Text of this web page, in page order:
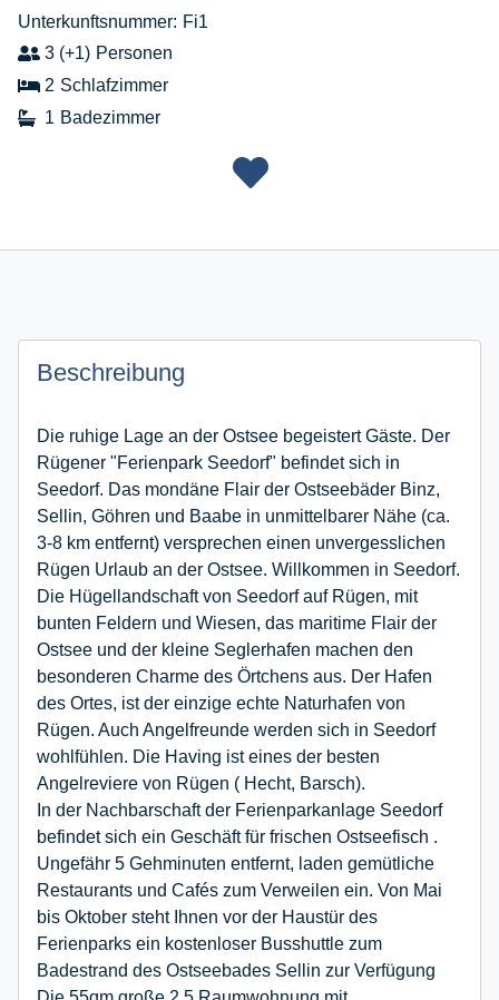
Unterkunftsnummer
Fi1
Personen
3 (+1)
Schlafzimmer
2
Badezimmer
1
Beschreibung
Die ruhige Lage an der Ostsee begeistert Gäste. Der
Rügener "Ferienpark Seedorf" befindet sich in
Seedorf. Das mondäne Flair der Ostseebäder Binz,
Sellin, Göhren und Baabe in unmittelbarer Nähe (ca.
3-8 km entfernt) versprechen einen unvergesslichen
Rügen Urlaub an der Ostsee. Willkommen in Seedorf.
Die Hügellandschaft von Seedorf auf Rügen, mit
bunten Feldern und Wiesen, das maritime Flair der
Ostsee und der kleine Seglerhafen machen den
besonderen Charme des Örtchens aus. Der Hafen
des Ortes, ist der einzige echte Naturhafen von
Rügen. Auch Angelfreunde werden sich in Seedorf
wohlfühlen. Die Having ist eines der besten
Angelreviere von Rügen ( Hecht, Barsch).
In der Nachbarschaft der Ferienparkanlage Seedorf
befindet sich ein Geschäft für frischen Ostseefisch .
Ungefähr 5 Gehminuten entfernt, laden gemütliche
Restaurants und Cafés zum Verweilen ein. Von Mai
bis Oktober steht Ihnen vor der Haustür des
Ferienparks ein kostenloser Busshuttle zum
Badestrand des Ostseebades Sellin zur Verfügung